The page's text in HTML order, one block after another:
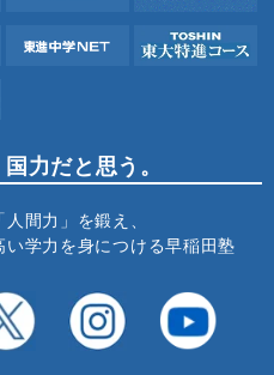
力だと思う。
「人間力」を鍛え、
い学力を身につける早稲田塾